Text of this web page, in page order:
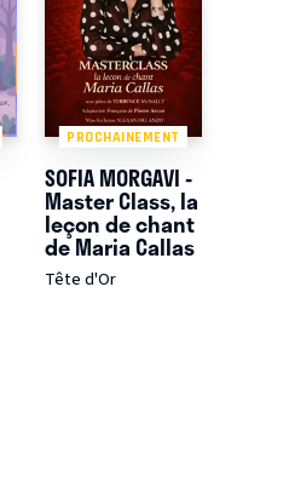
PROCHAINEMENT
SOFIA MORGAVI -
Master Class, la
leçon de chant
de Maria Callas
Tête d'Or